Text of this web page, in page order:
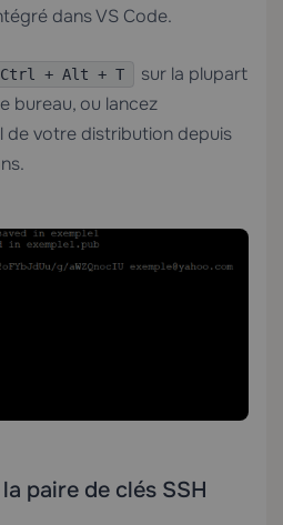
dans VS Code.
Ctrl + Alt + T
sur la plupart
bureau, ou lancez
de votre distribution depuis
paire de clés SSH